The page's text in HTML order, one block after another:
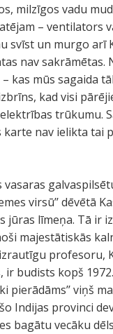
milzīgos vadu
– ventilators
un murgo arī
nav
kas mūs sagaida
kad visi
trūkumu.
nav ielikta tai
virsū’’ dēvētā
līmeņa. Tā ir
majestātiskās
profesoru,
budists kopš
viņš
Indijas provinci
bagātu vecāku